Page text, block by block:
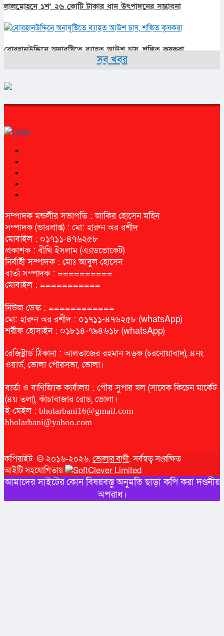
লালমোহনে ১শ’ ২৬ কোটি টাকার ধান উৎপাদনের সম্ভাবনা
বোরহানউদ্দিনে অনাবৃষ্টিতে ব্যাহত আউশ চাষ, শঙ্কিত কৃষকরা
সব খবর
সম্পাদক মন্ডলীর সভাপতি : জাকির হোসেন মহিন
সম্পাদক (ভারপ্রাপ্ত) : মো: হারুন অর রশীদ
মোবাইল : ০১৭১১-৪৭৬২৫৮
প্রকাশক : বীথি ইসলাম (এ্যাডভোকেট)
নির্বাহী সম্পাদক : মোঃ আবুল হোসেন
বার্তা সম্পাদক : ==========
মোবাইল : ===========
নিউজ ডেস্ক : ============
মো: হারুন অর রশীদ : ০১৭১১-৪৭৬২৫৮ (whatsApp)
শরীফ হোসাইন : ০১৮১৪-৭৯৪৬১৮ (whatsApp)
রেজিষ্ট্রার্ড ঠিকানা : আলতাজের রহমান সড়ক (চরনোয়াবাদ), ৪নং
ওয়ার্ড, ভোলা পৌরসভা, ভোলা।
বার্তা ও বাণিজ্যিক কার্যালয় : পৌর সুপার মল (সাবেক কিচেন মার্কেট
(৪য় তলা), কাঁচাবাজার রোড, ভোলা।
ই-মেইল : bholarbani16@gmail.com
bholarbani@yahoo.com
কপিরাইট © ২০১৬-২০২৬. ভোলার বাণী. সর্বস্বত্ব সংরক্ষিত
আইটি সহযোগিতায়
আমাদের সাইটের কোন বিষয়বস্তু অনুমতি ছাড়া কপি করা দণ্ডনীয়
অপরাধ।